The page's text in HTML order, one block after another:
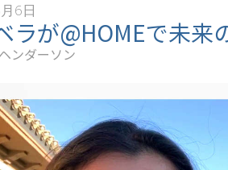
たちが語るサイエ
会いましょう
基本原理
の紹介
上級
オーガニゼーション
フリーウィンズ
サイエントロジーを
世界にもたらす
デビッド･ミスキャベ
Scientologyの教会指
6日
ラが@HOMEで未来
ンダーソン